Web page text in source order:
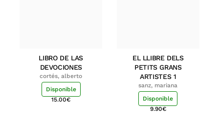
LIBRO DE LAS
DEVOCIONES
cortés, alberto
Disponible
15.00€
EL LLIBRE DELS
PETITS GRANS
ARTISTES 1
sanz, mariana
Disponible
9.90€